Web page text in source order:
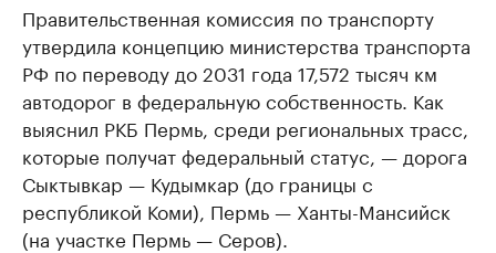
Правительственная комиссия по транспорту
утвердила концепцию министерства транспорта
РФ по переводу до 2031 года 17,572 тысяч км
автодорог в федеральную собственность. Как
выяснил РКБ Пермь, среди региональных трасс,
которые получат федеральный статус, — дорога
Сыктывкар — Кудымкар (до границы с
республикой Коми), ​Пермь — Ханты-Мансийск
(на участке Пермь — Серов).